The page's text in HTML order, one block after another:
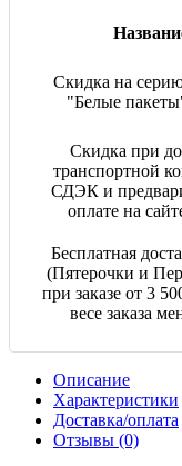
Скидка на
"Белые
Скидка при
транспортной
СДЭК и
оплате на
Бесплатная
(Пятерочки и
при заказе от 3
весе заказа
Описание
Характеристики
Доставка/оплата
Отзывы (0)